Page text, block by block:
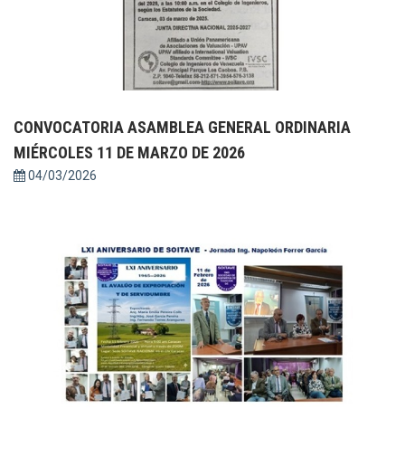
CONVOCATORIA ASAMBLEA GENERAL ORDINARIA
MIÉRCOLES 11 DE MARZO DE 2026
04/03/2026